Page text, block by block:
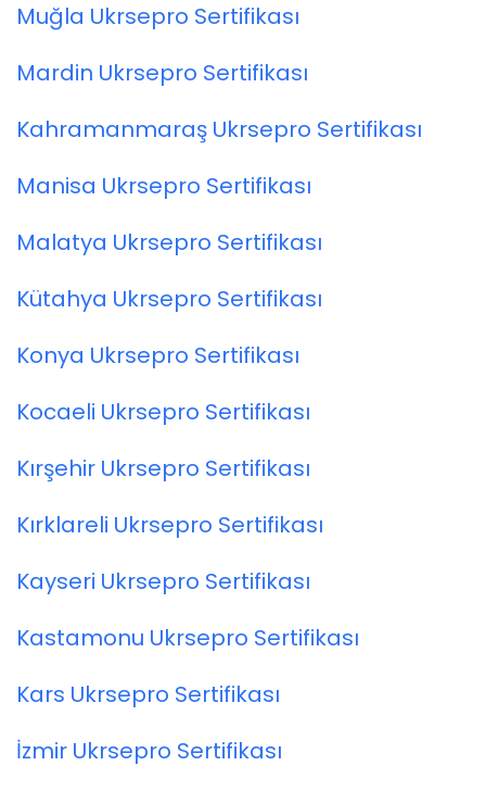
Muğla Ukrsepro Sertifikası
Mardin Ukrsepro Sertifikası
Kahramanmaraş Ukrsepro Sertifikası
Manisa Ukrsepro Sertifikası
Malatya Ukrsepro Sertifikası
Kütahya Ukrsepro Sertifikası
Konya Ukrsepro Sertifikası
Kocaeli Ukrsepro Sertifikası
Kırşehir Ukrsepro Sertifikası
Kırklareli Ukrsepro Sertifikası
Kayseri Ukrsepro Sertifikası
Kastamonu Ukrsepro Sertifikası
Kars Ukrsepro Sertifikası
İzmir Ukrsepro Sertifikası